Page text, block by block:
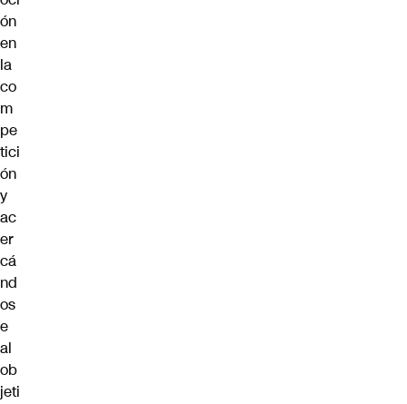
ón
en
la
co
m
pe
tici
ón
y
ac
er
cá
nd
os
e
al
ob
jeti